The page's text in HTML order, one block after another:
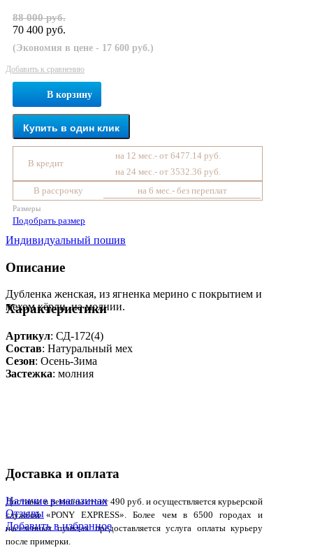
88 000 руб.
70 400 руб.
(Экономия в цене - 17 600 руб.)
Добавить к сравнению
В корзину
Купить в один клик
В кредит
на 12 мес.- от 6477.14 руб.
на 24 мес.- от 3532.36 руб.
В рассрочку
на 6 мес.- без переплат
Размеры
Подобрать размер
Индивидуальный пошив
Описание
Дубленка женская, из ягненка мерино с покрытием и
мехом кёрли ,на молнии.
Характеристики
Артикул: СД-172(4)
Состав: Натуральный мех
Сезон: Осень-Зима
Застежка: молния
Доставка и оплата
Доставка в регионы стоит 490 руб. и осуществляется курьерской
службой «PONY EXPRESS». Более чем в 6500 городах и
населенных пунктах предоставляется услуга оплаты курьеру
после примерки.
Наличие в магазинах
Отзывы
Добавить в избранное